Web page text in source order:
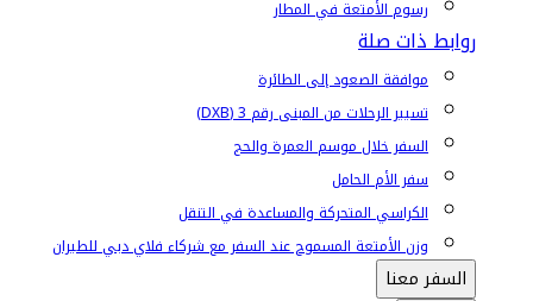
رسوم الأمتعة في المطار
روابط ذات صلة
موافقة الصعود إلى الطائرة
تسيير الرحلات من المبنى رقم 3 (DXB)
السفر خلال موسم العمرة والحج
سفر الأم الحامل
الكراسي المتحركة والمساعدة في التنقل
وزن الأمتعة المسموح عند السفر مع شركاء فلاي دبي للطيران
السفر معنا